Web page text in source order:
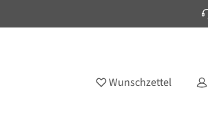
Wunschzettel